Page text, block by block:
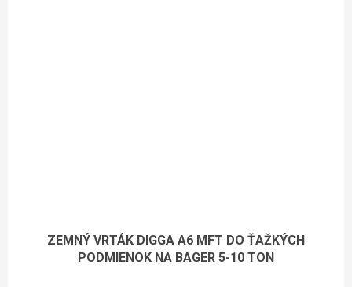
ZEMNÝ VRTÁK DIGGA A6 MFT DO ŤAŽKÝCH
PODMIENOK NA BAGER 5-10 TON